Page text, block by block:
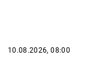
10.08.2026, 08:00